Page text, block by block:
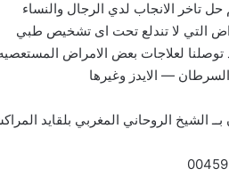
حل تاخر الانجاب لدي الرجال والنساء
التي لا تندلع تحت اى تشخيص طبي
توصلنا لعلاجات بعض الامراض
— الايدز وغيرها
بــ الشيخ الروحاني المغربي بلقايد